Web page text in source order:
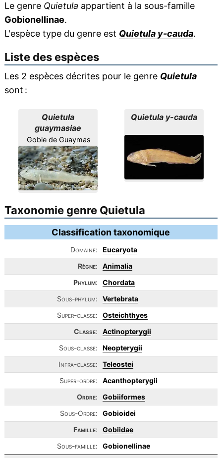
Le genre Quietula appartient à la sous-famille
Gobionellinae.
L'espèce type du genre est Quietula y-cauda.
Liste des espèces
Les 2 espèces décrites pour le genre Quietula
sont :
Quietula
guaymasiae
Gobie de Guaymas
Quietula y-cauda
Taxonomie genre Quietula
Classification taxonomique
Domaine:
Eucaryota
Règne:
Animalia
Phylum:
Chordata
Sous-phylum:
Vertebrata
Super-classe:
Osteichthyes
Classe:
Actinopterygii
Sous-classe:
Neopterygii
Infra-classe:
Teleostei
Super-ordre:
Acanthopterygii
Ordre:
Gobiiformes
Sous-Ordre:
Gobioidei
Famille:
Gobiidae
Sous-famille:
Gobionellinae